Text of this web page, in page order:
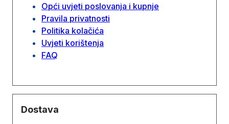
Opći uvjeti poslovanja i kupnje
Pravila privatnosti
Politika kolačića
Uvjeti korištenja
FAQ
Dostava